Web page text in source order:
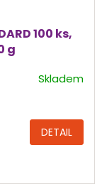
100 ks,
g
Skladem
DETAIL